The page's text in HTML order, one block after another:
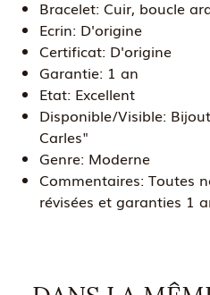
Bracelet: Cuir, boucle
Ecrin: D'origine
Certificat: D'origine
Garantie: 1 an
Etat: Excellent
Disponible/Visible:
Carles"
Genre: Moderne
Commentaires: Toutes
révisées et garanties 1